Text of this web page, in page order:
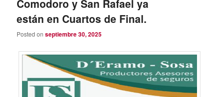
Comodoro y San Rafael ya
están en Cuartos de Final.
Posted onseptiembre 30, 2025